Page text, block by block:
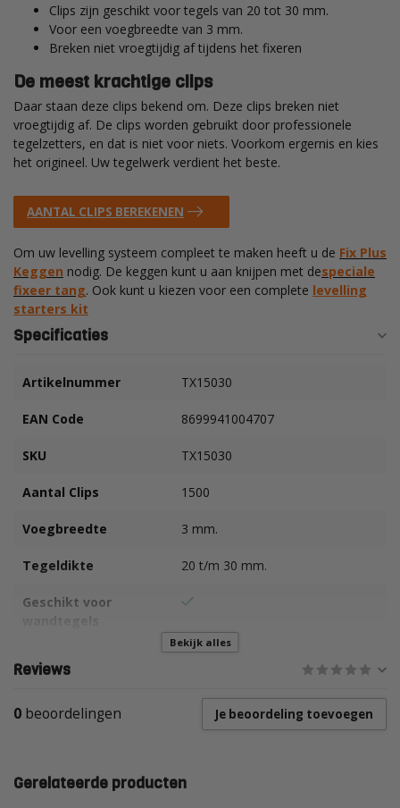
Clips zijn geschikt voor tegels van 20 tot 30 mm.
Voor een voegbreedte van 3 mm.
Breken niet vroegtijdig af tijdens het fixeren
De meest krachtige clips
Daar staan deze clips bekend om. Deze clips breken niet
vroegtijdig af. De clips worden gebruikt door professionele
tegelzetters, en dat is niet voor niets. Voorkom ergernis en kies
het origineel. Uw tegelwerk verdient het beste.
AANTAL CLIPS BEREKENEN
Om uw levelling systeem compleet te maken heeft u de Fix Plus
Keggen nodig. De keggen kunt u aan knijpen met despeciale
fixeer tang. Ook kunt u kiezen voor een complete levelling
starters kit
Specificaties
Artikelnummer TX15030
EAN Code 8699941004707
SKU TX15030
Aantal Clips 1500
Voegbreedte 3 mm.
Tegeldikte 20 t/m 30 mm.
Geschikt voor
vloertegels
Bekijk alles
Reviews
0 beoordelingen Je beoordeling toevoegen
Gerelateerde producten